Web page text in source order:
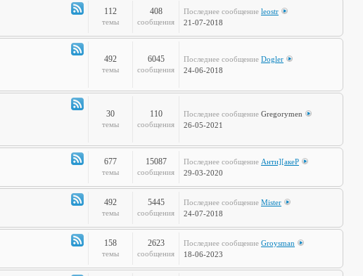
Худграф
Канал
-
сказал
Мяу?
112
темы
408
сообщения
Последнее сообщение leostr
21-07-2018
Канал492
темы
6045
сообщения
Последнее сообщение Dogler
24-06-2018
30
темы
110
сообщения
Последнее сообщение Gregorymen
26-05-2021
Канал
-
677
темы
15087
сообщения
Последнее сообщение Анти][акеР
29-03-2020
Канал
-
Жизнь
492
темы
5445
сообщения
Последнее сообщение Mister
24-07-2018
Канал
-
158
темы
2623
сообщения
Последнее сообщение Groysman
18-06-2023